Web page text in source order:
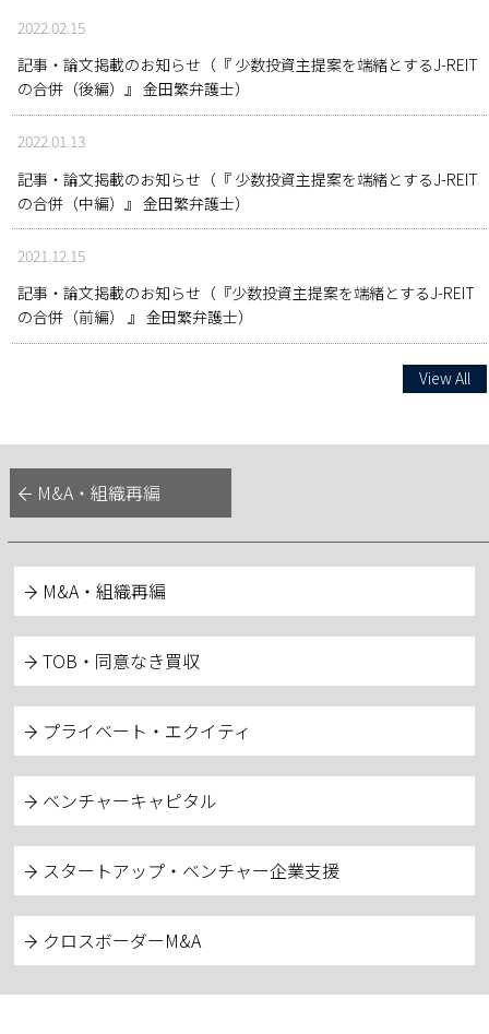
2022.02.15
記事・論文掲載のお知らせ（『 少数投資主提案を端緒とするJ-REIT
の合併（後編）』 金田繁弁護士）
2022.01.13
記事・論文掲載のお知らせ（『 少数投資主提案を端緒とするJ-REIT
の合併（中編）』 金田繁弁護士）
2021.12.15
記事・論文掲載のお知らせ（『少数投資主提案を端緒とするJ-REIT
の合併（前編） 』 金田繁弁護士）
View All
M&A・組織再編
M&A・組織再編
TOB・同意なき買収
プライベート・エクイティ
ベンチャーキャピタル
スタートアップ・ベンチャー企業支援
クロスボーダーM&A